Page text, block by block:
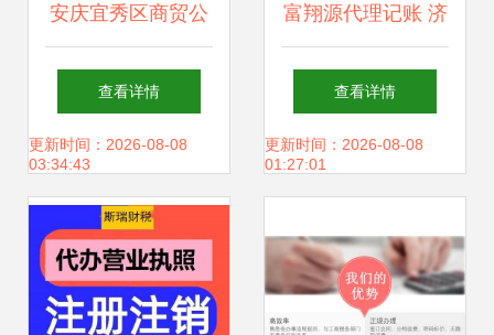
安庆宜秀区商贸公
司代理记账费用,安
庆记账报税
查看详情
更新时间：2026-08-08
03:34:43
富翔源代理记账 济
南企业的财税管家
与增长引擎
查看详情
更新时间：2026-08-08
01:27:01